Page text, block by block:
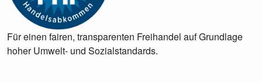
Für einen fairen, transparenten Freihandel auf Grundlage
hoher Umwelt- und Sozialstandards.